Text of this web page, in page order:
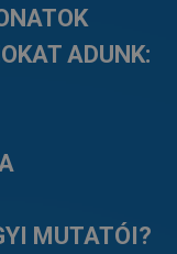
ADUNK:
MUTATÓI?